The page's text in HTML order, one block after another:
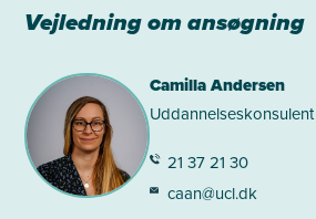
Vejledning om ansøgning
Camilla Andersen
Uddannelseskonsulent
21 37 21 30
caan@ucl.dk